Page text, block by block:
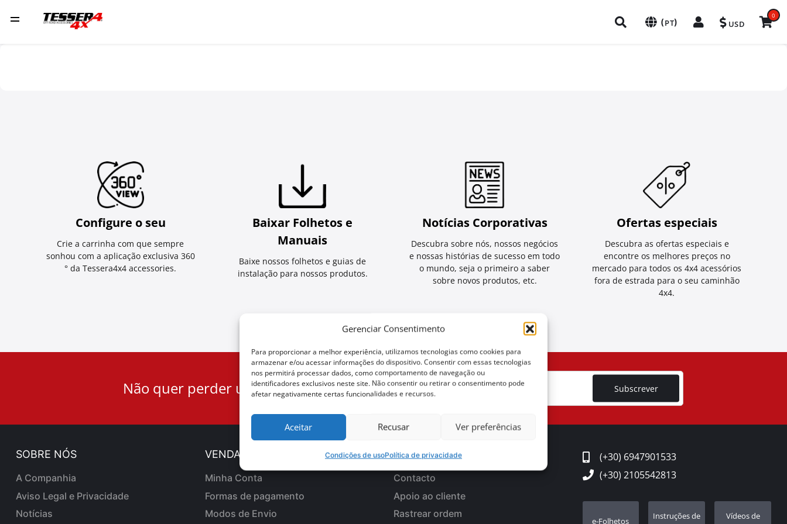
Gerenciar Consentimento
Para proporcionar a melhor experiência, utilizamos tecnologias como cookies para
armazenar e/ou acessar informações do dispositivo. Consentir com essas tecnologias
nos permitirá processar dados, como comportamento de navegação ou
identificadores exclusivos neste site. Não consentir ou retirar o consentimento pode
afetar negativamente certas funcionalidades e recursos.
Aceitar Recusar Ver preferências
Condições de usoPolítica de privacidade
(PT) USD
0
Configure o seu
Crie a carrinha com que sempre
sonhou com a aplicação exclusiva 360
° da Tessera4x4 accessories.
Baixar Folhetos e
Manuais
Baixe nossos folhetos e guias de
instalação para nossos produtos.
Notícias Corporativas
Descubra sobre nós, nossos negócios
e nossas histórias de sucesso em todo
o mundo, seja o primeiro a saber
sobre novos produtos, etc.
Ofertas especiais
Descubra as ofertas especiais e
encontre os melhores preços no
mercado para todos os 4x4 acessórios
fora de estrada para o seu caminhão
4x4.
Não quer perder uma oportunidade? Subscrever
SOBRE NÓS
A Companhia
Aviso Legal e Privacidade
Notícias
VENDAS ONLINE
Minha Conta
Formas de pagamento
Modos de Enviο
SERVIÇO AO CLIENTE
Contacto
Apoio ao cliente
Rastrear ordem
(+30) 6947901533
(+30) 2105542813
e-Folhetos
Instruções de
Vídeos de